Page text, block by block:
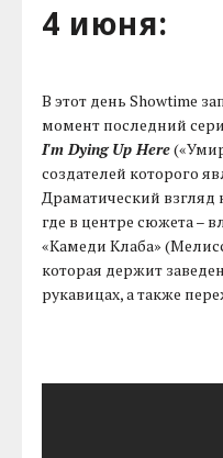
4 июня:
В этот день Showtime
момент последний
I'm Dying Up Here
создателей которого
Драматический взгляд
где в центре сюжета –
«Камеди Клаба»
которая держит
рукавицах, а также